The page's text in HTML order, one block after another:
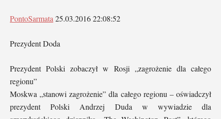
PontoSarmata 25.03.2016 22:08:52
Prezydent Doda
Prezydent Polski zobaczył w Rosji „zagrożenie dla całego
regionu”
Moskwa „stanowi zagrożenie” dla całego regionu – oświadczył
prezydent Polski Andrzej Duda w wywiadzie dla